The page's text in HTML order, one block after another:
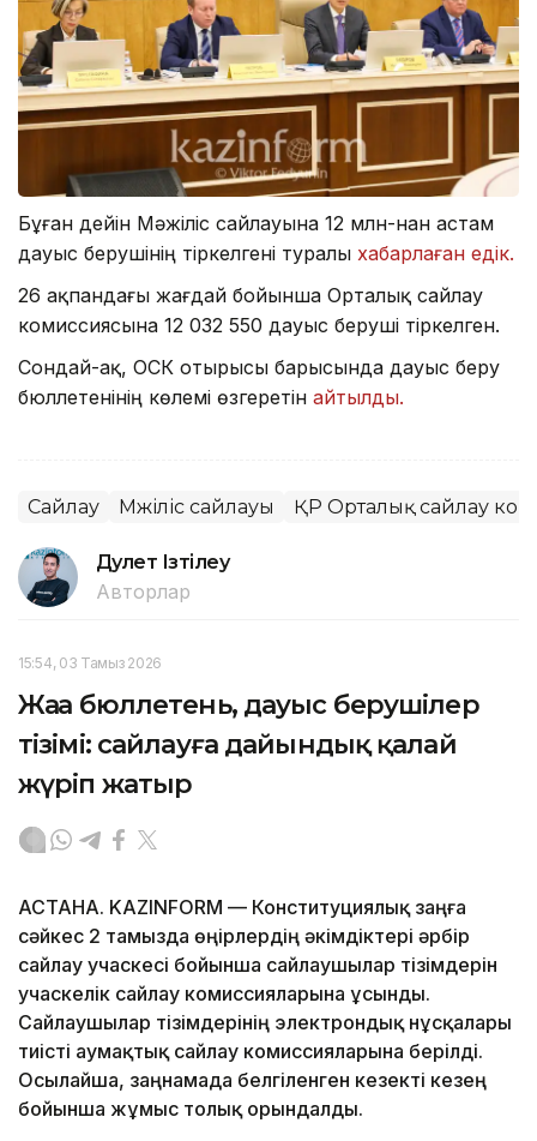
Бұған дейін Мәжіліс сайлауына 12 млн-нан астам
дауыс берушінің тіркелгені туралы хабарлаған едік.
26 ақпандағы жағдай бойынша Орталық сайлау
комиссиясына 12 032 550 дауыс беруші тіркелген.
Сондай-ақ, ОСК отырысы барысында дауыс беру
бюллетенінің көлемі өзгеретін айтылды.
Сайлау Мәжіліс сайлауы ҚР Орталық сайлау
Дәулет Ізтілеу
Авторлар
15:54, 03 Тамыз 2026
Жаңа бюллетень, дауыс берушілер
тізімі: сайлауға дайындық қалай
жүріп жатыр
АСТАНА. KAZINFORM — Конституциялық заңға
сәйкес 2 тамызда өңірлердің әкімдіктері әрбір
сайлау учаскесі бойынша сайлаушылар тізімдерін
учаскелік сайлау комиссияларына ұсынды.
Сайлаушылар тізімдерінің электрондық нұсқалары
тиісті аумақтық сайлау комиссияларына берілді.
Осылайша, заңнамада белгіленген кезекті кезең
бойынша жұмыс толық орындалды.